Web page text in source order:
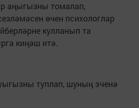
аңыгызны томалап,
өчен психологлар
кулланып та
киңәш итә.
туплап, шуның эченә